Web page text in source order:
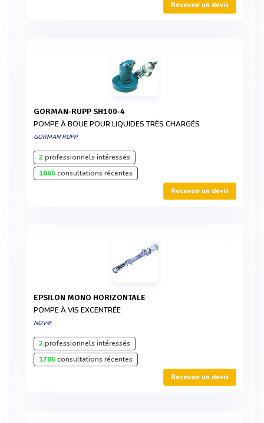
Recevoir un devis
GORMAN-RUPP SH100-4
POMPE À BOUE POUR LIQUIDES TRÈS CHARGÉS
GORMAN RUPP
2professionnels intéressés
1865consultations récentes
Recevoir un devis
EPSILON MONO HORIZONTALE
POMPE À VIS EXCENTRÉE
NOV®
2professionnels intéressés
1705consultations récentes
Recevoir un devis